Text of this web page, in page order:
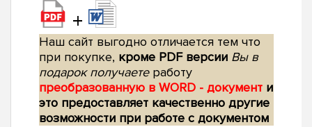
+
Наш сайт выгодно отличается тем что
при покупке, кроме PDF версии Вы в
подарок получаетеработу
преобразованную в WORD - документ и
это предоставляет качественно другие
возможности при работе с документом